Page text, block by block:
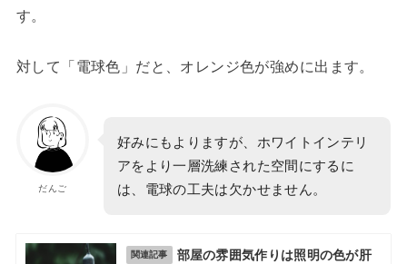
す。
対して「電球色」だと、オレンジ色が強めに出ます。
だんご
好みにもよりますが、ホワイトインテリ
アをより一層洗練された空間にするに
は、電球の工夫は欠かせません。
関連記事
部屋の雰囲気作りは照明の色が肝